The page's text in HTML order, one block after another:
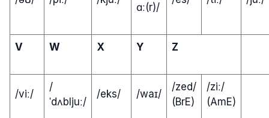
ɑː(r)/
V W X Y Z
/viː/
/
ˈdʌbljuː/
/eks/ /waɪ/
/zed/
(BrE)
/ziː/
(AmE)